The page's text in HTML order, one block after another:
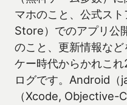
マホのこと、公式ス
Store）でのアプリ公
のこと、更新情報な
ケー時代からかれこ
ログです。Android（
（Xcode, Objective-